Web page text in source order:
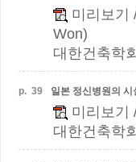
미리보기
Won)
대한건축학
p. 39 일본 정신병원의
미리보기
대한건축학